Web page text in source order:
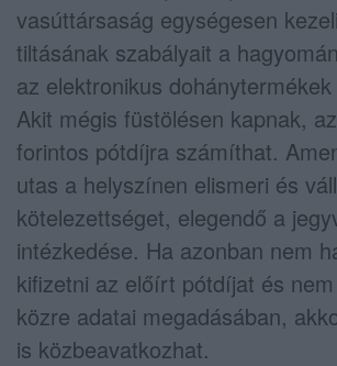
vasúttársaság egységesen
tiltásának szabályait a
az elektronikus
Akit mégis füstölésen kapnak,
forintos pótdíjra számíthat.
utas a helyszínen elismeri és
kötelezettséget, elegendő a
intézkedése. Ha azonban nem
kifizetni az előírt pótdíjat és
közre adatai megadásában,
is közbeavatkozhat.